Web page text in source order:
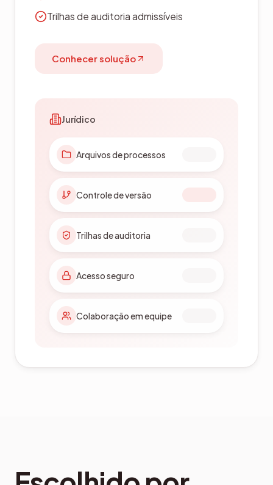
Portais de fornecedores
Desenhos técnicos
Fluxos de qualidade
Controle de SOPs
Controle de versões